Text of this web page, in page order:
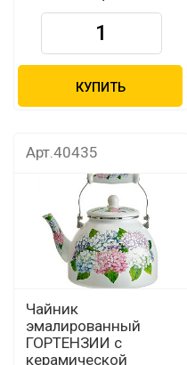
КУПИТЬ
Арт.40435
Чайник
эмалированный
ГОРТЕНЗИИ с
керамической